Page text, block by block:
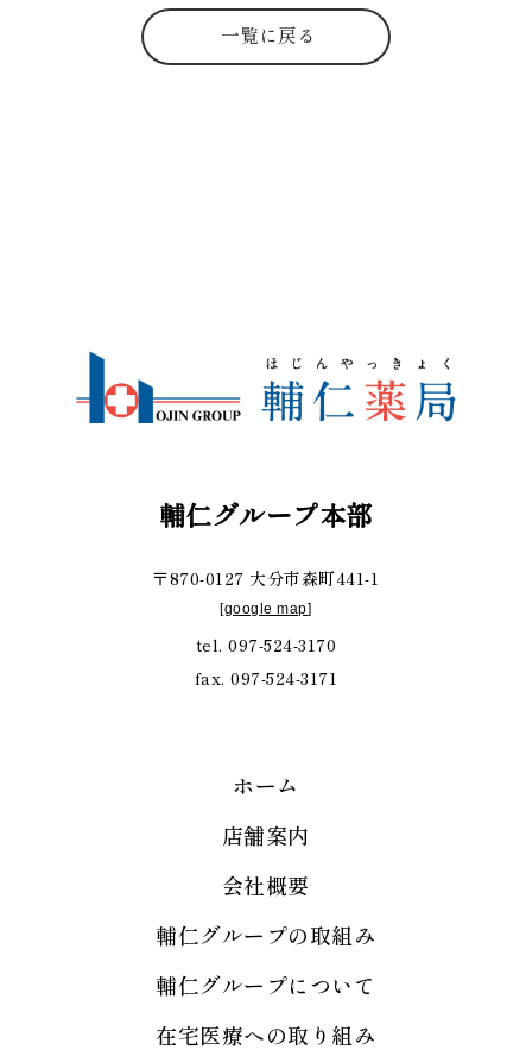
一覧に戻る
輔仁グループ本部
〒870-0127 大分市森町441-1
[google map]
tel. 097-524-3170
fax. 097-524-3171
ホーム
店舗案内
会社概要
輔仁グループの取組み
輔仁グループについて
在宅医療への取り組み